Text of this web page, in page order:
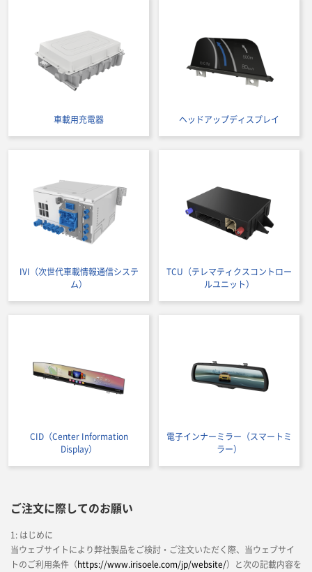
車載用充電器 ヘッドアップディスプレイ
IVI（次世代車載情報通信システ
ム）
TCU（テレマティクスコントロー
ルユニット）
CID（Center Information
Display）
電子インナーミラー（スマートミ
ラー）
ご注文に際してのお願い
1: はじめに
当ウェブサイトにより弊社製品をご検討・ご注文いただく際、当ウェブサイ
トのご利用条件（https://www.irisoele.com/jp/website/）と次の記載内容を